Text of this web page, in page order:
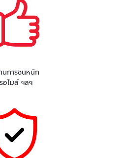
นการชนหนัก
อไมล์ ฯลฯ